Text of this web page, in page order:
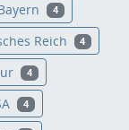
4
Reich 4
4
4